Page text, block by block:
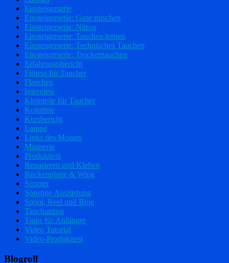
Einsteigerserie
Einsteigerserie: Gase mischen
Einsteigerserie: Nitrox
Einsteigerserie: Tauchen lernen
Einsteigerserie: Technisches Tauchen
Einsteigerserie: Trockentauchen
Erfahrungsbericht
Fitness für Taucher
Flaschen
Interview
Kleinteile für Taucher
Kolumne
Kursbericht
Lampe
Links des Monats
Miniserie
Produkttest
Reparieren und Kleben
Rückenplatte & Wing
Scooter
Sonstige Ausrüstung
Spool, Reel und Boje
Tauchanzug
Tipps für Anfänger
Video Tutorial
Video-Produkttest
Blogroll